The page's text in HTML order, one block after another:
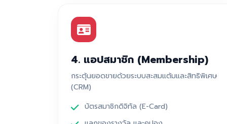
4. แอปสมาชิก (Membership)
กระตุ้นยอดขายด้วยระบบสะสมแต้มและสิทธิพิเศษ
(CRM)
บัตรสมาชิกดิจิทัล (E-Card)